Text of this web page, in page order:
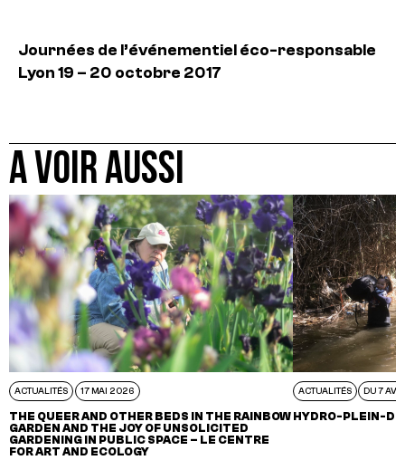
Journées de l’événementiel éco-responsable
Lyon 19 – 20 octobre 2017
A VOIR AUSSI
ACTUALITÉS 17 MAI 2026
THE QUEER AND OTHER BEDS IN THE RAINBOW
GARDEN AND THE JOY OF UNSOLICITED
GARDENING IN PUBLIC SPACE – LE CENTRE
FOR ART AND ECOLOGY
ACTUALITÉS DU 7
HYDRO-PLEIN-